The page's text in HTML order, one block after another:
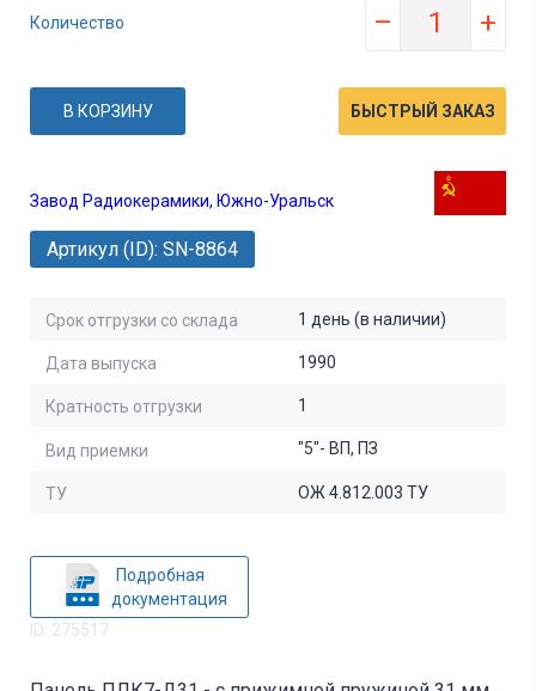
Завод Радиокерамики, Южно-Уральск
Артикул (ID): SN-8864
Срок отгрузки со склада 1 день (в наличии)
Дата выпуска 1990
Кратность отгрузки 1
Вид приемки "5"- ВП, ПЗ
ТУ ОЖ 4.812.003 ТУ
Подробная
документация
ID: 275517
Количество – +
В КОРЗИНУ БЫСТРЫЙ ЗАКАЗ